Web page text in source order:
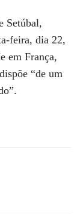
Setúbal,
feira, dia 22,
em França,
“de um